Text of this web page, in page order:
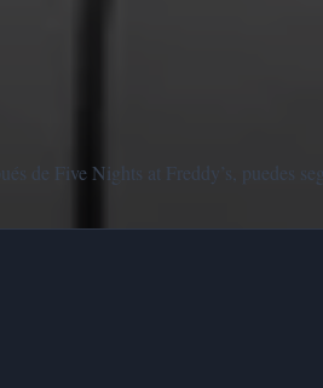
de Five Nights at Freddy’s, puedes